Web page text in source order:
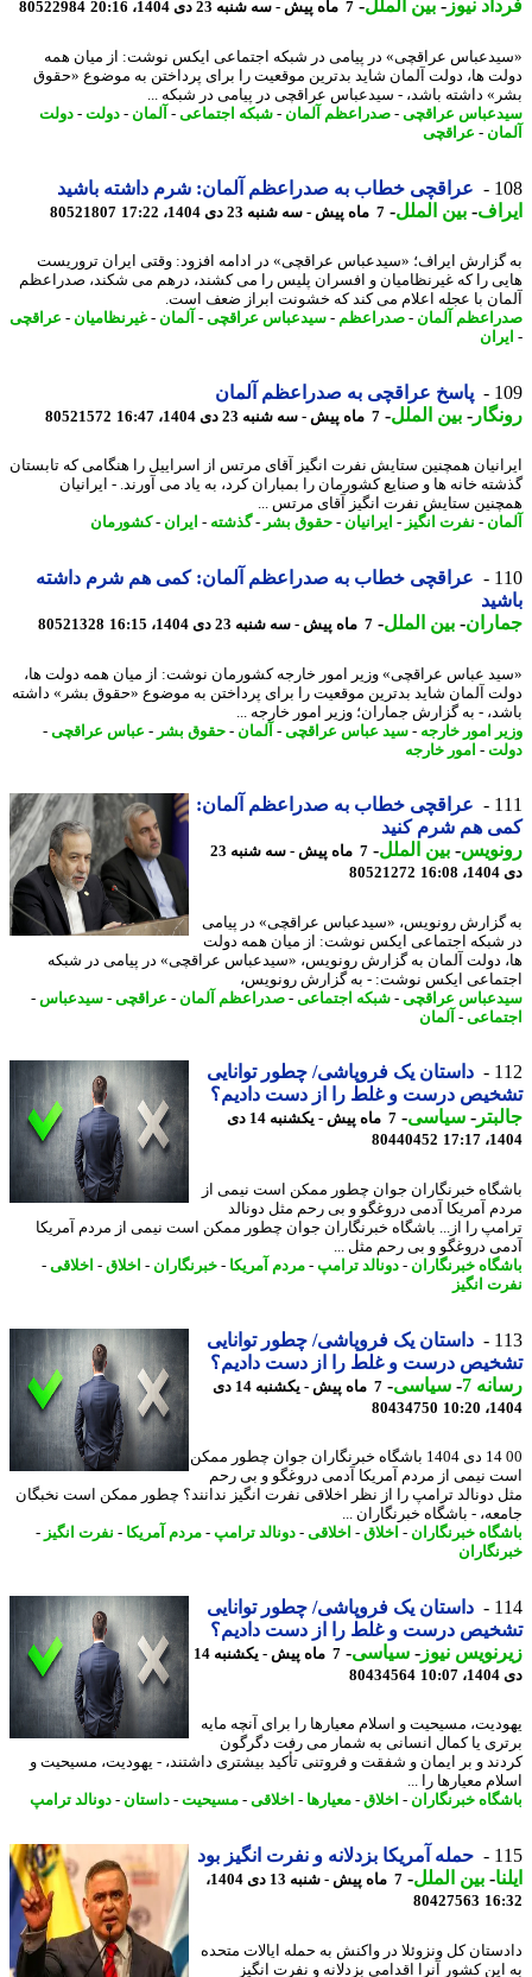
نیوز-بین الملل-7 ماه پیش - سه شنبه 23 دی 1404، 20:16 80522984
عراقچی» در پیامی در شبکه اجتماعی ایکس نوشت: از میان همه
ها، دولت آلمان شاید بدترین موقعیت را برای پرداختن به موضوع «حقوق
داشته باشد، - سیدعباس عراقچی در پیامی در شبکه ...
عراقچی-صدراعظم آلمان-شبکه اجتماعی-آلمان-دولت-دولت
-عراقچی
عراقچی خطاب به صدراعظم آلمان: شرم داشته باشید
-بین الملل-7 ماه پیش - سه شنبه 23 دی 1404، 17:22 80521807
ایراف؛ «سیدعباس عراقچی» در ادامه افزود: وقتی ایران تروریست
را که غیرنظامیان و افسران پلیس را می کشند، درهم می شکند، صدراعظم
با عجله اعلام می کند که خشونت ابراز ضعف است.
آلمان-صدراعظم-سیدعباس عراقچی-آلمان-غیرنظامیان-عراقچی
پاسخ عراقچی به صدراعظم آلمان
-بین الملل-7 ماه پیش - سه شنبه 23 دی 1404، 16:47 80521572
همچنین ستایش نفرت انگیز آقای مرتس از اسراییل را هنگامی که تابستان
خانه ها و صنایع کشورمان را بمباران کرد، به یاد می آورند. - ایرانیان
ستایش نفرت انگیز آقای مرتس ...
-نفرت انگیز -ایرانیان -حقوق بشر -گذشته-ایران - کشورمان
عراقچی خطاب به صدراعظم آلمان: کمی هم شرم داشته
- بین الملل-7 ماه پیش - سه شنبه 23 دی 1404، 16:15 80521328
عباس عراقچی» وزیر امور خارجه کشورمان نوشت: از میان همه دولت ها،
آلمان شاید بدترین موقعیت را برای پرداختن به موضوع «حقوق بشر» داشته
- به گزارش جماران؛ وزیر امور خارجه ...
امور خارجه-سید عباس عراقچی-آلمان-حقوق بشر -عباس عراقچی-
-امور خارجه
عراقچی خطاب به صدراعظم آلمان:
هم شرم کنید
-بین الملل-
7 ماه پیش - سه شنبه 23
80521272
رونویس، «سیدعباس عراقچی» در پیامی
اجتماعی ایکس نوشت: از میان همه دولت
دولت آلمان به گزارش رونویس، «سیدعباس عراقچی» در پیامی در شبکه
ایکس نوشت: - به گزارش رونویس،
عراقچی-شبکه اجتماعی-صدراعظم آلمان-عراقچی-سیدعباس-
-آلمان
داستان یک فروپاشی/ چطور توانایی
درست و غلط را از دست دادیم؟
-سیاسی-
7 ماه پیش - یکشنبه 14 دی
80440452
خبرنگاران جوان چطور ممکن است نیمی از
آمریکا آدمی دروغگو و بی رحم مثل دونالد
را از... باشگاه خبرنگاران جوان چطور ممکن است نیمی از مردم آمریکا
دروغگو و بی رحم مثل ...
خبرنگاران- دونالد ترامپ -مردم آمریکا- خبرنگاران- اخلاق-اخلاقی-
انگیز
داستان یک فروپاشی/ چطور توانایی
درست و غلط را از دست دادیم؟
7
-سیاسی-
7 ماه پیش - یکشنبه 14 دی
80434750
00 14 دی 1404 باشگاه خبرنگاران جوان چطور ممکن
نیمی از مردم آمریکا آدمی دروغگو و بی رحم
دونالد ترامپ را از نظر اخلاقی نفرت انگیز ندانند؟ چطور ممکن است نخبگان
- باشگاه خبرنگاران ...
خبرنگاران- اخلاق-اخلاقی-دونالد ترامپ -مردم آمریکا- نفرت انگیز -
داستان یک فروپاشی/ چطور توانایی
درست و غلط را از دست دادیم؟
نیوز-سیاسی-
7 ماه پیش - یکشنبه 14
80434564
مسیحیت و اسلام معیارها را برای آنچه مایه
یا کمال انسانی به شمار می رفت دگرگون
و بر ایمان و شفقت و فروتنی تأکید بیشتری داشتند، - یهودیت، مسیحیت و
معیارها را ...
خبرنگاران- اخلاق-معیارها- اخلاقی-مسیحیت-داستان-دونالد ترامپ
حمله آمریکا بزدلانه و نفرت انگیز بود
-بین الملل-
7 ماه پیش - شنبه 13 دی 1404،
80427563
کل ونزوئلا در واکنش به حمله ایالات متحده
کشور آنرا اقدامی بزدلانه و نفرت انگیز